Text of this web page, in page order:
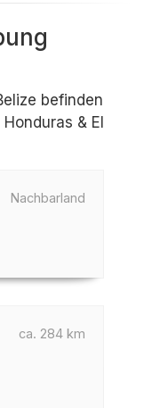
befinden
& El
Nachbarland
ca. 284 km